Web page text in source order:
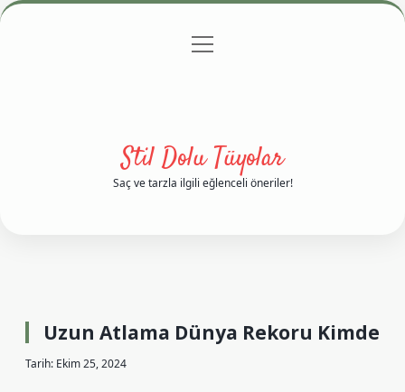
Gizlilik Politikası
menüyü
Stil Dolu Tüyolar
Saç ve tarzla ilgili eğlenceli öneriler!
Uzun Atlama Dünya Rekoru Kimde
Tarih: Ekim 25, 2024